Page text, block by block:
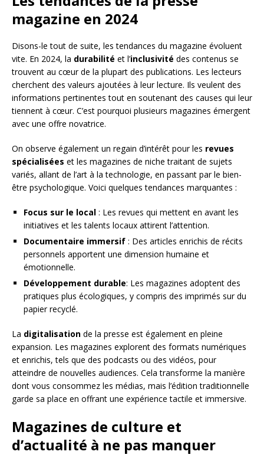
magazine en 2024
Disons-le tout de suite, les tendances du magazine évoluent
vite. En 2024, la durabilité et l’inclusivité des contenus se
trouvent au cœur de la plupart des publications. Les lecteurs
cherchent des valeurs ajoutées à leur lecture. Ils veulent des
informations pertinentes tout en soutenant des causes qui leur
tiennent à cœur. C’est pourquoi plusieurs magazines émergent
avec une offre novatrice.
On observe également un regain d’intérêt pour les revues
spécialisées et les magazines de niche traitant de sujets
variés, allant de l’art à la technologie, en passant par le bien-
être psychologique. Voici quelques tendances marquantes :
Focus sur le local : Les revues qui mettent en avant les
initiatives et les talents locaux attirent l’attention.
Documentaire immersif : Des articles enrichis de récits
personnels apportent une dimension humaine et
émotionnelle.
Développement durable: Les magazines adoptent des
pratiques plus écologiques, y compris des imprimés sur du
papier recyclé.
La digitalisation de la presse est également en pleine
expansion. Les magazines explorent des formats numériques
et enrichis, tels que des podcasts ou des vidéos, pour
atteindre de nouvelles audiences. Cela transforme la manière
dont vous consommez les médias, mais l’édition traditionnelle
garde sa place en offrant une expérience tactile et immersive.
Magazines de culture et
d’actualité à ne pas manquer